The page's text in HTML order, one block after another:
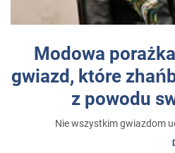
Modowa
gwiazd, które
z powodu
Nie wszystkim gwiazdom